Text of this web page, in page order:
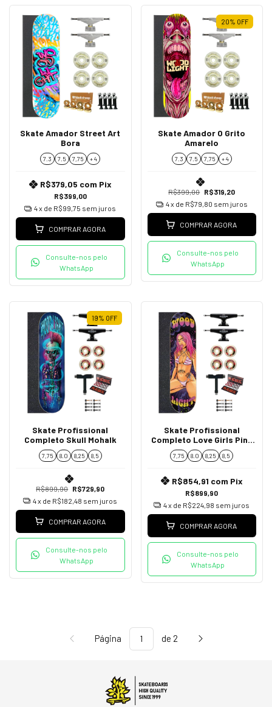
Skate Amador Street Art
Bora
7.3 7.5 7,75 + 4
R$399,00
R$379,05 com Pix
4x de R$99,75 sem juros
COMPRAR AGORA
Consulte-nos pelo
WhatsApp
20% OFF
Skate Amador O Grito
Amarelo
7.3 7.5 7,75 + 4
R$399,00 R$319,20
4x de R$79,80 sem juros
COMPRAR AGORA
Consulte-nos pelo
WhatsApp
19% OFF
Skate Profissional
Completo Skull Mohalk
7,75 8.0 8,25 8,5
R$899,90 R$729,90
4x de R$182,48 sem juros
COMPRAR AGORA
Consulte-nos pelo
WhatsApp
Skate Profissional
Completo Love Girls Pink
Head
7,75 8.0 8,25 8,5
R$899,90
R$854,91 com Pix
4x de R$224,98 sem juros
COMPRAR AGORA
Consulte-nos pelo
WhatsApp
Página de 2